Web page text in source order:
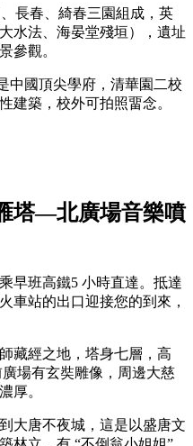
長春、綺春三園組成，英
水法、海晏堂殘垣），遺址
參觀。
中國頂尖學府，清華園二校
建築，校外可拍照畱念。
塔—北廣場音樂噴
早班高鐵5 小時直達。抵達
車站的出口迎接您的到來，
藏經之地，塔身七層，高
場有玄奘雕像，周邊大慈
厚。
大唐不夜城，這是以盛唐文